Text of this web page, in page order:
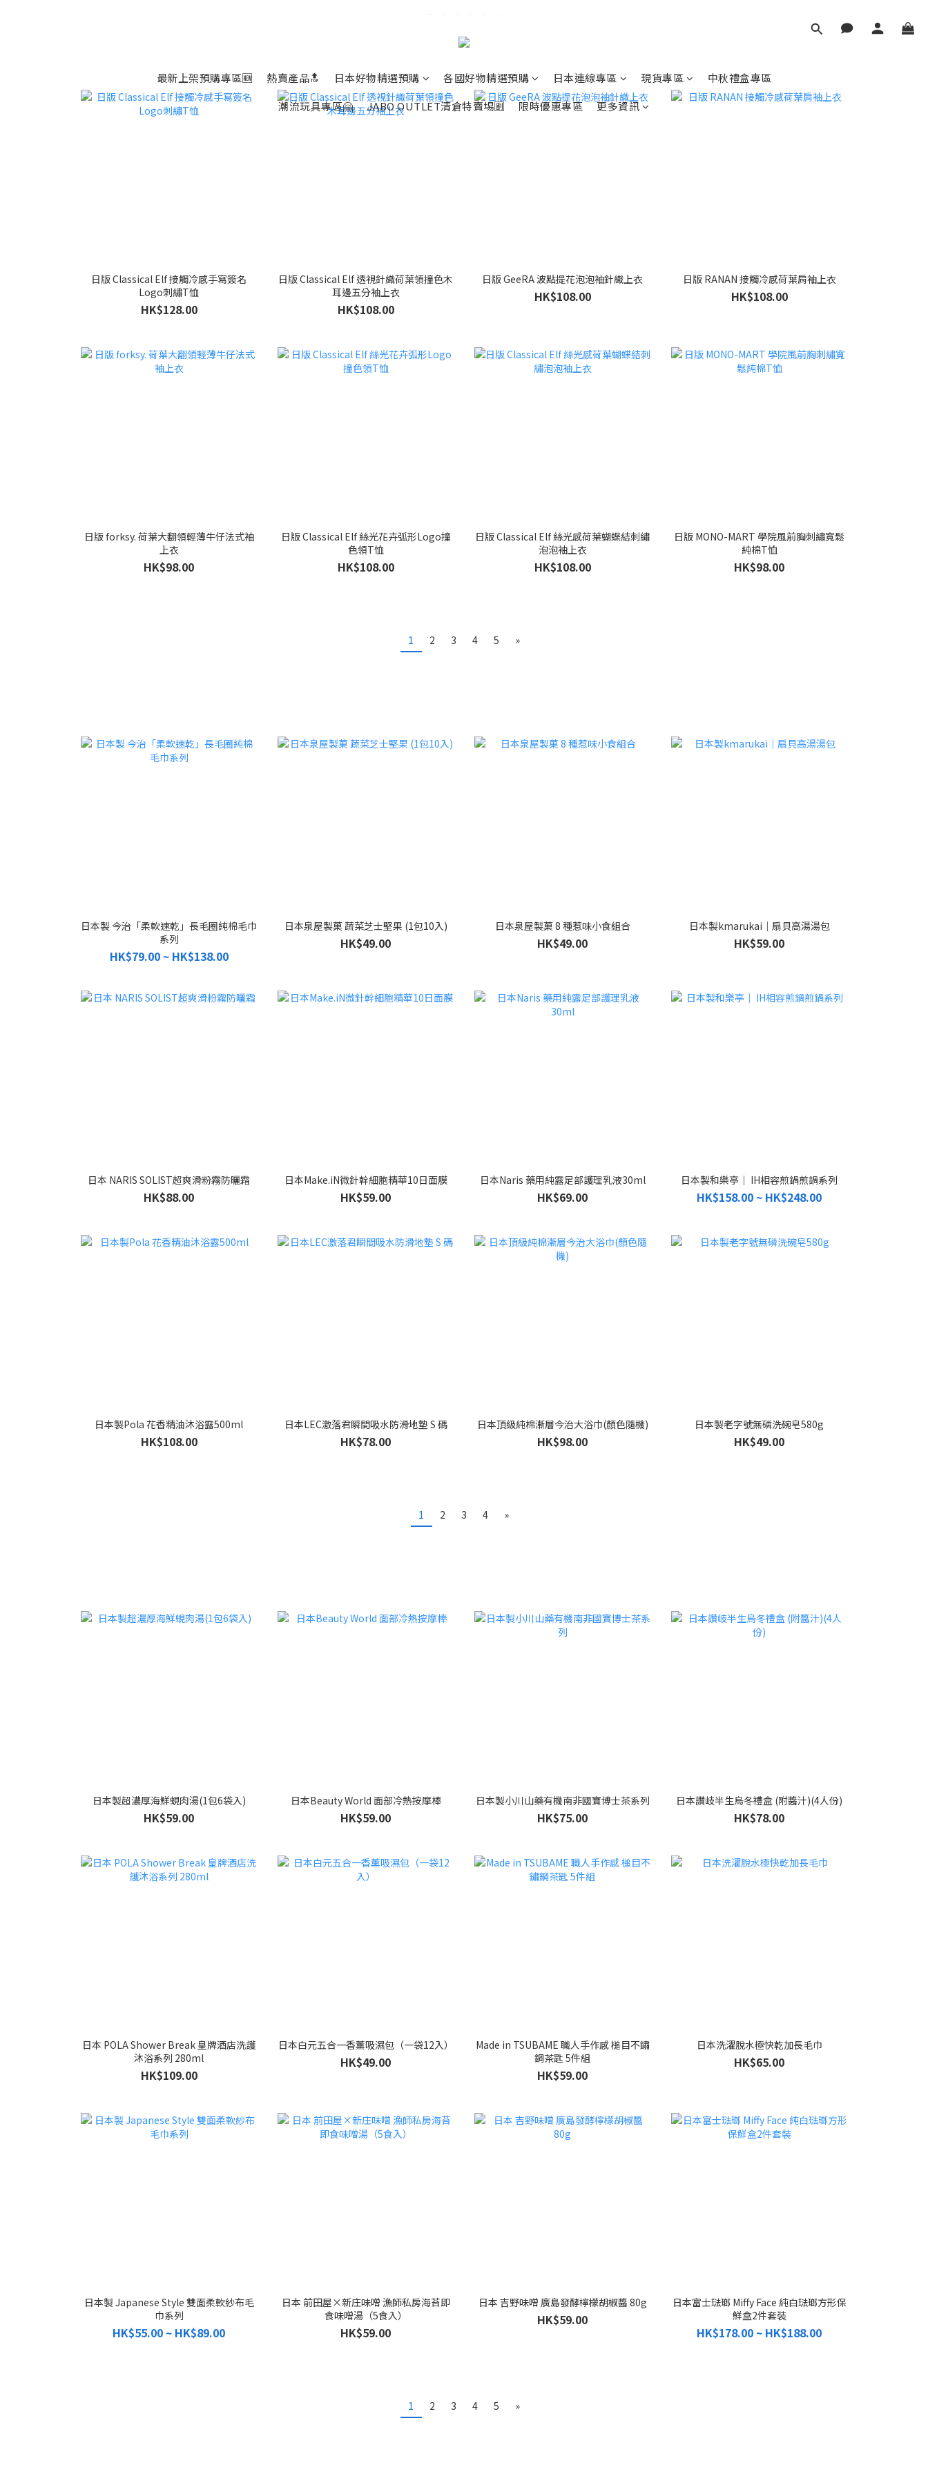
最新上架預購專區🆕 熱賣產品🔝 日本好物精選預購 各國好物精選預購 日本連線專區 現貨專區
中秋禮盒專區
潮流玩具專區🤗
JABO OUTLET清倉特賣埸🈹 限時優惠專區 更多資訊
日版 Classical Elf 接觸冷感手寫簽名
Logo刺繡T恤
HK$128.00
日版 Classical Elf 透視針織荷葉領撞色木
耳邊五分袖上衣
HK$108.00
日版 GeeRA 波點提花泡泡袖針織上衣
HK$108.00
日版 RANAN 接觸冷感荷葉肩袖上衣
HK$108.00
日版 forksy. 荷葉大翻領輕薄牛仔法式袖
上衣
HK$98.00
日版 Classical Elf 絲光花卉弧形Logo撞
色領T恤
HK$108.00
日版 Classical Elf 絲光感荷葉蝴蝶結刺繡
泡泡袖上衣
HK$108.00
日版 MONO-MART 學院風前胸刺繡寬鬆
純棉T恤
HK$98.00
1 2 3 4 5 »
日本製 今治「柔軟速乾」長毛圈純棉毛巾
系列
HK$79.00 ~ HK$138.00
日本泉屋製菓 蔬菜芝士堅果 (1包10入)
HK$49.00
日本泉屋製菓 8 種惹味小食組合
HK$49.00
日本製kmarukai｜扇貝高湯湯包
HK$59.00
日本 NARIS SOLIST超爽滑粉霧防曬霜
HK$88.00
日本Make.iN微針幹細胞精華10日面膜
HK$59.00
日本Naris 藥用純露足部護理乳液30ml
HK$69.00
日本製和樂亭｜ IH相容煎鍋煎鍋系列
HK$158.00 ~ HK$248.00
日本製Pola 花香精油沐浴露500ml
HK$108.00
日本LEC激落君瞬間吸水防滑地墊 S 碼
HK$78.00
日本頂級純棉漸層今治大浴巾(顏色隨機)
HK$98.00
日本製老字號無磷洗碗皂580g
HK$49.00
1 2 3 4 »
日本製超濃厚海鮮蜆肉湯(1包6袋入)
HK$59.00
日本Beauty World 面部冷熱按摩棒
HK$59.00
日本製小川山藥有機南非國寶博士茶系列
HK$75.00
日本讚岐半生烏冬禮盒 (附醬汁)(4人份)
HK$78.00
日本 POLA Shower Break 皇牌酒店洗護
沐浴系列 280ml
HK$109.00
日本白元五合一香薰吸濕包（一袋12入）
HK$49.00
Made in TSUBAME 職人手作感 槌目不鏽
鋼茶匙 5件組
HK$59.00
日本洗濯脫水極快乾加長毛巾
HK$65.00
日本製 Japanese Style 雙面柔軟紗布毛
巾系列
HK$55.00 ~ HK$89.00
日本 前田屋×新庄味噌 漁師私房海苔即
食味噌湯（5食入）
HK$59.00
日本 吉野味噌 廣島發酵檸檬胡椒醬 80g
HK$59.00
日本富士琺瑯 Miffy Face 純白琺瑯方形保
鮮盒2件套裝
HK$178.00 ~ HK$188.00
1 2 3 4 5 »